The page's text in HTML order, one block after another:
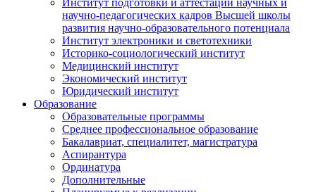
научно-педагогических кадров Высшей школы
развития научно-образовательного потенциала
Институт электроники и светотехники
Историко-социологический институт
Медицинский институт
Экономический институт
Юридический институт
Образование
Образовательные программы
Среднее профессиональное образование
Бакалавриат, специалитет, магистратура
Аспирантура
Ординатура
Дополнительные